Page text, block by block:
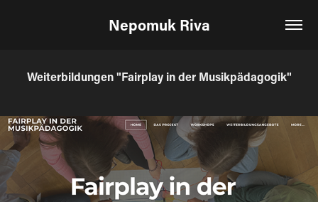
Nepomuk Riva
Weiterbildungen "Fairplay in der Musikpädagogik"